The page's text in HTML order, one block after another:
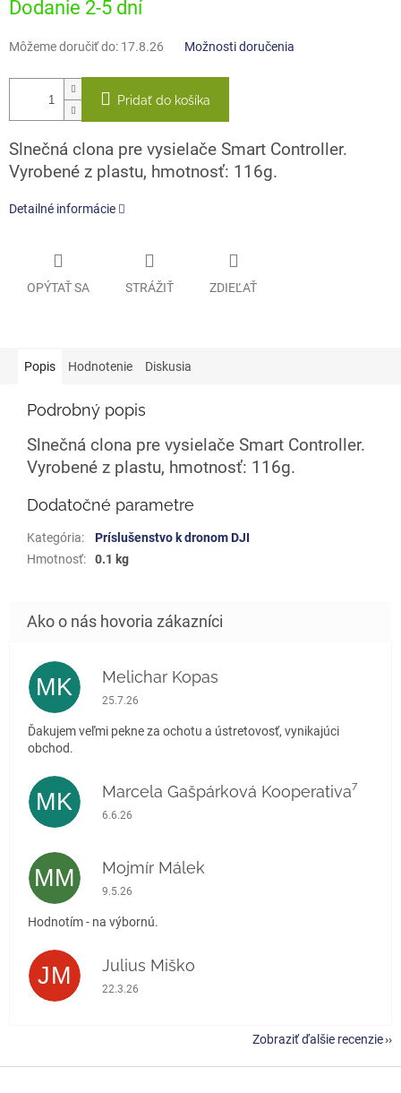
cena:
Dodanie 2-5 dní
Môžeme doručiť do: 17.8.26 Možnosti doručenia
Pridať do košíka
Slnečná clona pre vysielače Smart Controller.
Vyrobené z plastu, hmotnosť: 116g.
Detailné informácie
OPÝTAŤ SA STRÁŽIŤ ZDIEĽAŤ
Popis Hodnotenie Diskusia
Podrobný popis
Slnečná clona pre vysielače Smart Controller.
Vyrobené z plastu, hmotnosť: 116g.
Dodatočné parametre
Kategória:
Príslušenstvo k dronom DJI
Hmotnosť: 0.1 kg
MK Melichar Kopas
Hodnotenie obchodu je 5 z 5 hviezdičiek.
25.7.26
Ďakujem veľmi pekne za ochotu a ústretovosť, vynikajúci
obchod.
MK Marcela Gašpárková Kooperativa⁷
Hodnotenie obchodu je 5 z 5 hviezdičiek.
6.6.26
MM Mojmír Málek
Hodnotenie obchodu je 5 z 5 hviezdičiek.
9.5.26
Hodnotím - na výbornú.
JM Julius Miško
Hodnotenie obchodu je 5 z 5 hviezdičiek.
22.3.26
Zobraziť ďalšie recenzie